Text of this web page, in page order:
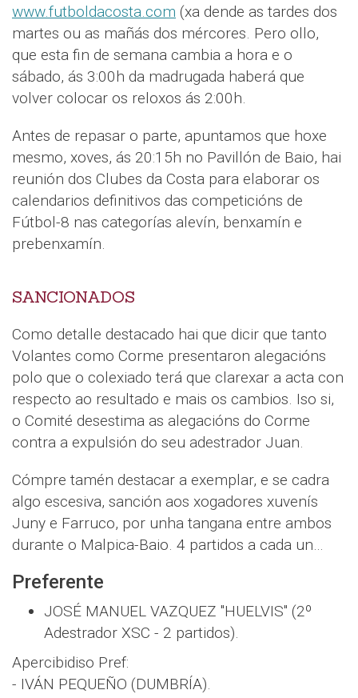
www.futboldacosta.com (xa dende as tardes dos
martes ou as mañás dos mércores. Pero ollo,
que esta fin de semana cambia a hora e o
sábado, ás 3:00h da madrugada haberá que
volver colocar os reloxos ás 2:00h.
Antes de repasar o parte, apuntamos que hoxe
mesmo, xoves, ás 20:15h no Pavillón de Baio, hai
reunión dos Clubes da Costa para elaborar os
calendarios definitivos das competicións de
Fútbol-8 nas categorías alevín, benxamín e
prebenxamín.
SANCIONADOS
Como detalle destacado hai que dicir que tanto
Volantes como Corme presentaron alegacións
polo que o colexiado terá que clarexar a acta con
respecto ao resultado e mais os cambios. Iso si,
o Comité desestima as alegacións do Corme
contra a expulsión do seu adestrador Juan.
Cómpre tamén destacar a exemplar, e se cadra
algo escesiva, sanción aos xogadores xuvenís
Juny e Farruco, por unha tangana entre ambos
durante o Malpica-Baio. 4 partidos a cada un…
Preferente
JOSÉ MANUEL VAZQUEZ "HUELVIS" (2º
Adestrador XSC - 2 partidos).
Apercibidiso Pref:
- IVÁN PEQUEÑO (DUMBRÍA).